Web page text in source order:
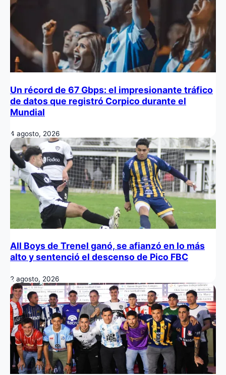
Un récord de 67 Gbps: el impresionante tráfico
de datos que registró Corpico durante el
Mundial
4 agosto, 2026
All Boys de Trenel ganó, se afianzó en lo más
alto y sentenció el descenso de Pico FBC
2 agosto, 2026